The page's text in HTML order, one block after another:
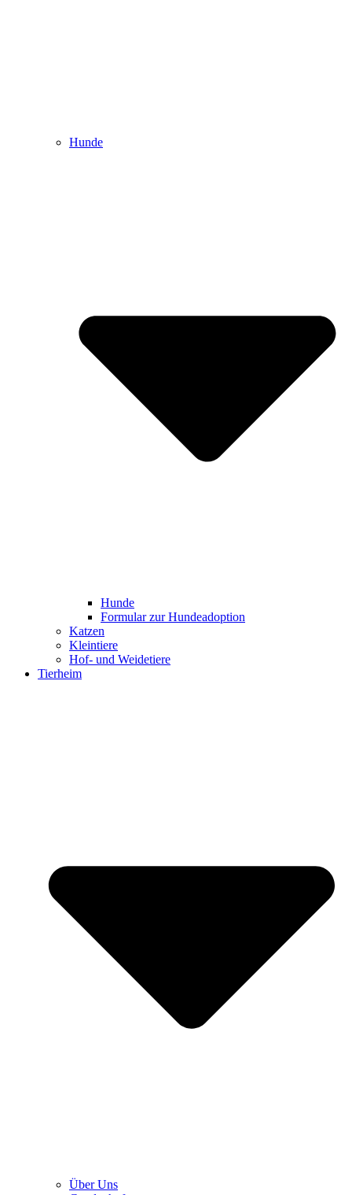
Hunde
Hunde
Formular zur Hundeadoption
Katzen
Kleintiere
Hof- und Weidetiere
Tierheim
Über Uns